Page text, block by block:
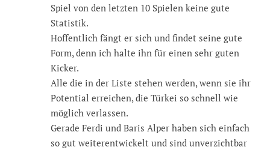
Spiel von den letzten 10 Spielen keine gute
Statistik.
Hoffentlich fängt er sich und findet seine gute
Form, denn ich halte ihn für einen sehr guten
Kicker.
Alle die in der Liste stehen werden, wenn sie ihr
Potential erreichen, die Türkei so schnell wie
möglich verlassen.
Gerade Ferdi und Baris Alper haben sich einfach
so gut weiterentwickelt und sind unverzichtbar